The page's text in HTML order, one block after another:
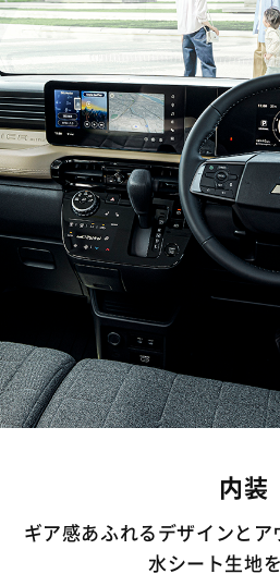
内装
ギア感あふれるデザインとア
水シート生地